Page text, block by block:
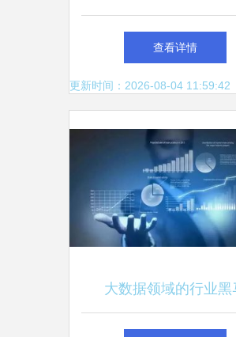
能服务的演进之路
查看详情
更新时间：2026-08-04 11:59:42
大数据领域的行业黑